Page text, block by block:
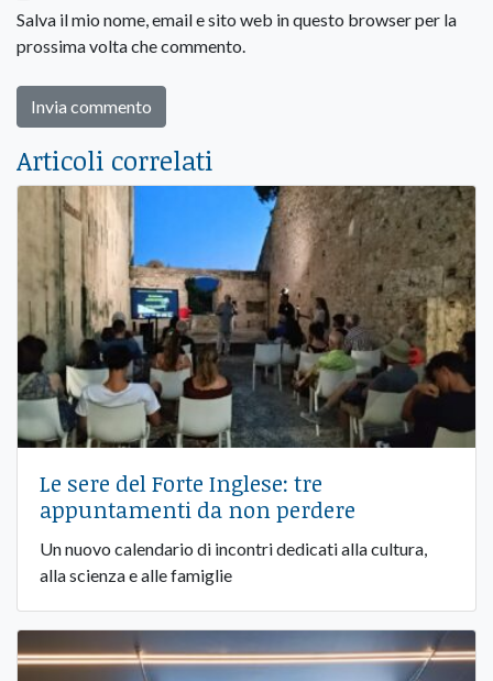
Salva il mio nome, email e sito web in questo browser per la
prossima volta che commento.
Articoli correlati
Le sere del Forte Inglese: tre
appuntamenti da non perdere
Un nuovo calendario di incontri dedicati alla cultura,
alla scienza e alle famiglie